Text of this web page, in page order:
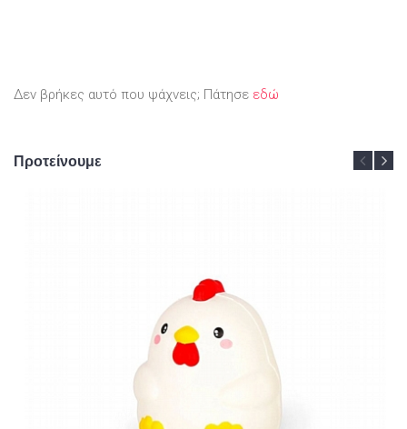
Δεν βρήκες αυτό που ψάχνεις; Πάτησε εδώ
Προτείνουμε